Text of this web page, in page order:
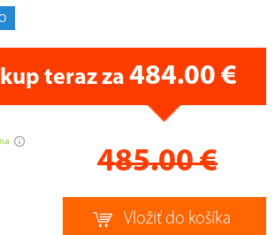
kup teraz za 484.00 €
485.00€